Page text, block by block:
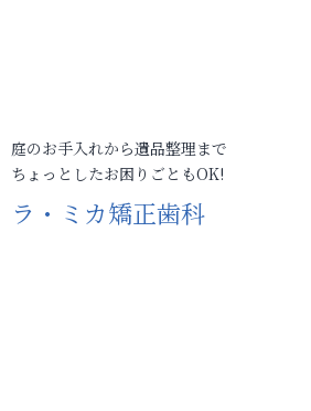
庭のお手入れから遺品整理まで
ちょっとしたお困りごともOK!
ラ・ミカ矯正歯科